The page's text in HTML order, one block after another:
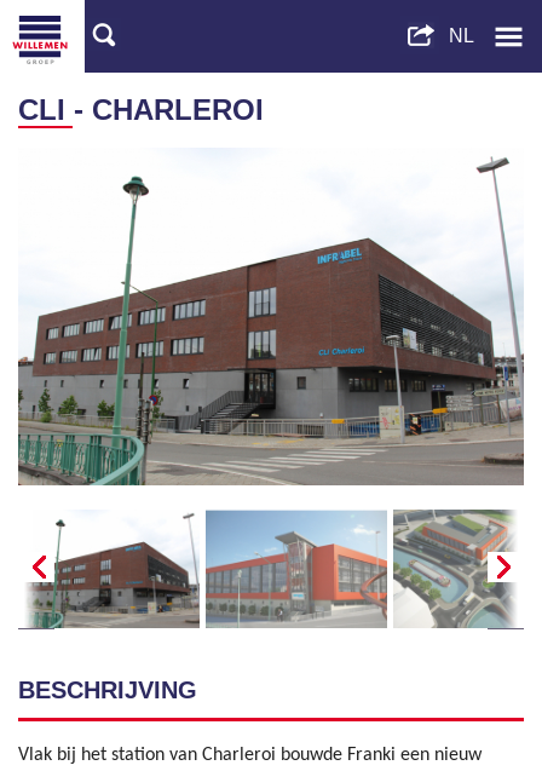
CLI - CHARLEROI
BESCHRIJVING
Vlak bij het station van Charleroi bouwde Franki een nieuw